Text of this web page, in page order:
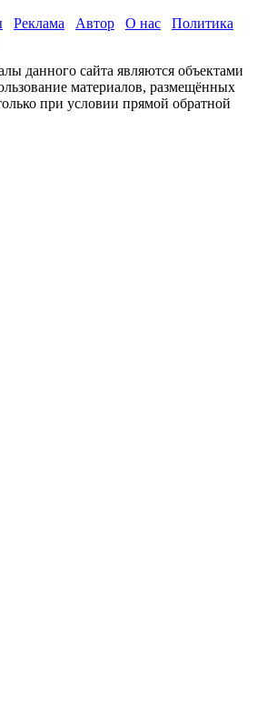
Реклама Автор О нас
Политика
данного сайта являются объектами
материалов, размещённых
при условии прямой обратной